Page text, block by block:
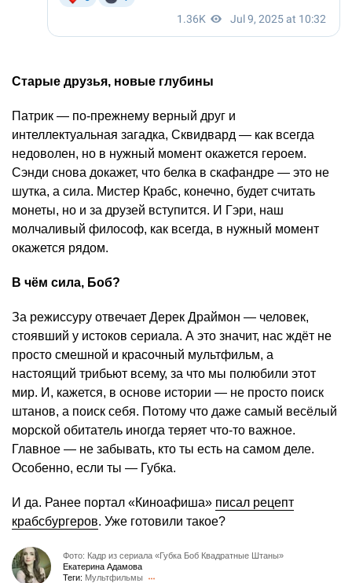
Старые друзья, новые глубины
Патрик — по-прежнему верный друг и
интеллектуальная загадка, Сквидвард — как всегда
недоволен, но в нужный момент окажется героем.
Сэнди снова докажет, что белка в скафандре — это не
шутка, а сила. Мистер Крабс, конечно, будет считать
монеты, но и за друзей вступится. И Гэри, наш
молчаливый философ, как всегда, в нужный момент
окажется рядом.
В чём сила, Боб?
За режиссуру отвечает Дерек Драймон — человек,
стоявший у истоков сериала. А это значит, нас ждёт не
просто смешной и красочный мультфильм, а
настоящий трибьют всему, за что мы полюбили этот
мир. И, кажется, в основе истории — не просто поиск
штанов, а поиск себя. Потому что даже самый весёлый
морской обитатель иногда теряет что-то важное.
Главное — не забывать, кто ты есть на самом деле.
Особенно, если ты — Губка.
И да. Ранее портал «Киноафиша» писал рецепт
крабсбургеров. Уже готовили такое?
Фото: Кадр из сериала «Губка Боб Квадратные Штаны»
Екатерина Адамова
Теги: Мультфильмы